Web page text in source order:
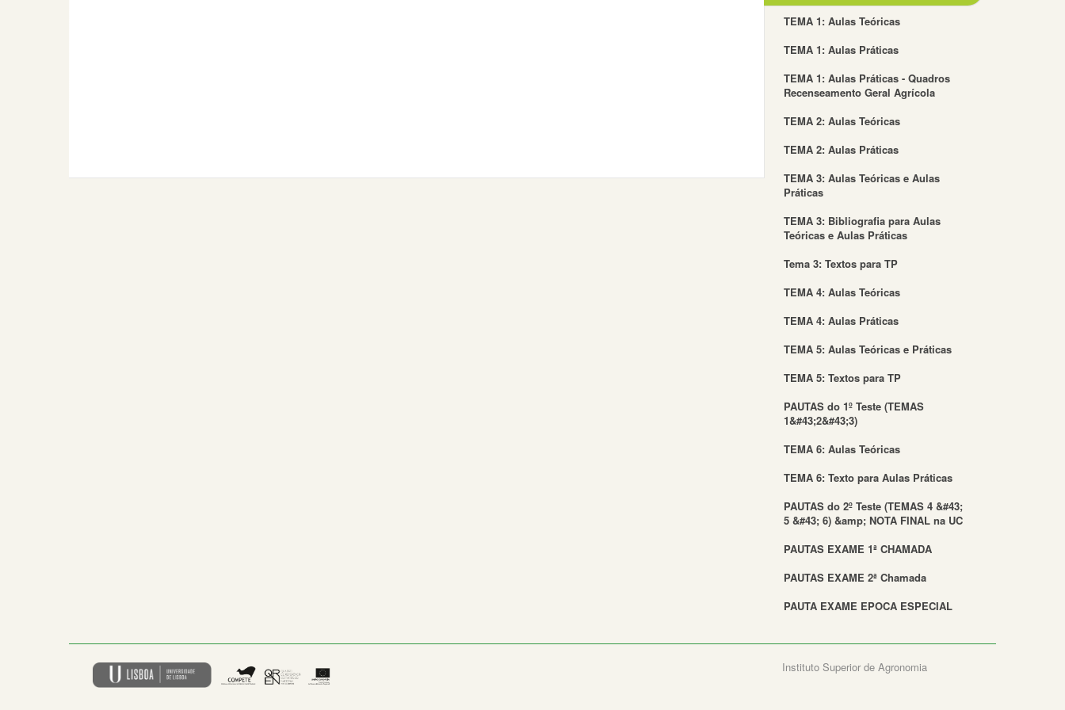
TEMA 1: Aulas Teóricas
TEMA 1: Aulas Práticas
TEMA 1: Aulas Práticas - Quadros
Recenseamento Geral Agrícola
TEMA 2: Aulas Teóricas
TEMA 2: Aulas Práticas
TEMA 3: Aulas Teóricas e Aulas
Práticas
TEMA 3: Bibliografia para Aulas
Teóricas e Aulas Práticas
Tema 3: Textos para TP
TEMA 4: Aulas Teóricas
TEMA 4: Aulas Práticas
TEMA 5: Aulas Teóricas e Práticas
TEMA 5: Textos para TP
PAUTAS do 1º Teste (TEMAS
1&#43;2&#43;3)
TEMA 6: Aulas Teóricas
TEMA 6: Texto para Aulas Práticas
PAUTAS do 2º Teste (TEMAS 4 &#43;
5 &#43; 6) &amp; NOTA FINAL na UC
PAUTAS EXAME 1ª CHAMADA
PAUTAS EXAME 2ª Chamada
PAUTA EXAME EPOCA ESPECIAL
Instituto Superior de Agronomia